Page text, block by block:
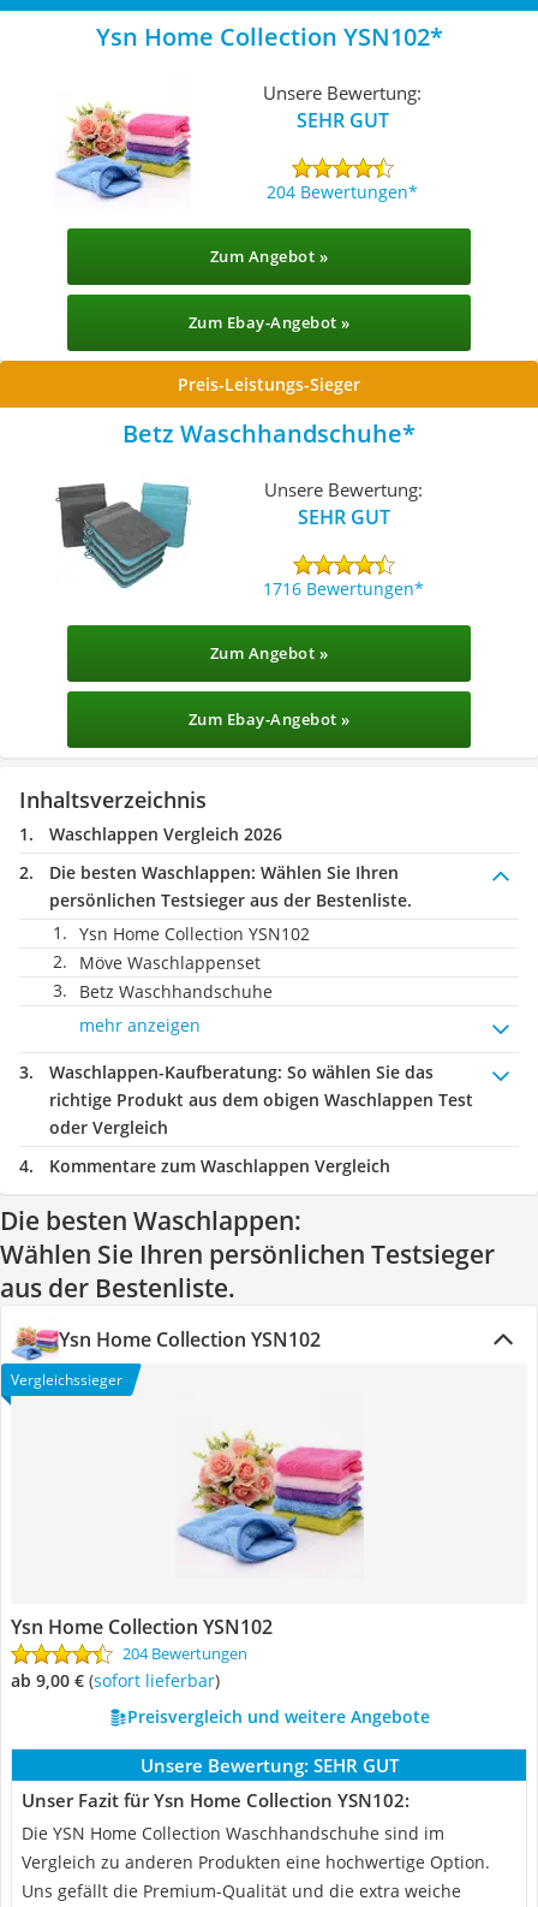
Ysn Home Collection YSN102
Unsere Bewertung:
SEHR GUT
204 Bewertungen
Zum Angebot »
Zum Ebay-Angebot »
Preis-Leistungs-Sieger
Betz Waschhandschuhe
Unsere Bewertung:
SEHR GUT
1716 Bewertungen
Zum Angebot »
Zum Ebay-Angebot »
Inhaltsverzeichnis
Waschlappen Vergleich 2026
Die besten Waschlappen: Wählen Sie Ihren
persönlichen Testsieger aus der Bestenliste.
Ysn Home Collection YSN102
Möve Waschlappenset
Betz Waschhandschuhe
mehr anzeigen
Waschlappen-Kaufberatung: So wählen Sie das
richtige Produkt aus dem obigen Waschlappen Test
oder Vergleich
Kommentare zum Waschlappen Vergleich
Die besten Waschlappen:
Wählen Sie Ihren persönlichen Testsieger
aus der Bestenliste.
Ysn Home Collection YSN102
Vergleichssieger
Ysn Home Collection YSN102
204 Bewertungen
ab 9,00 € ( Sofort lieferbar)
Preisvergleich und weitere Angebote
Unsere Bewertung: SEHR GUT
Unser Fazit für Ysn Home Collection YSN102:
Die YSN Home Collection Waschhandschuhe sind im
Vergleich zu anderen Produkten eine hochwertige Option.
Uns gefällt die Premium-Qualität und die extra weiche